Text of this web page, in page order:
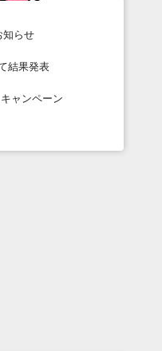
知らせ
結果発表
ャンペーン